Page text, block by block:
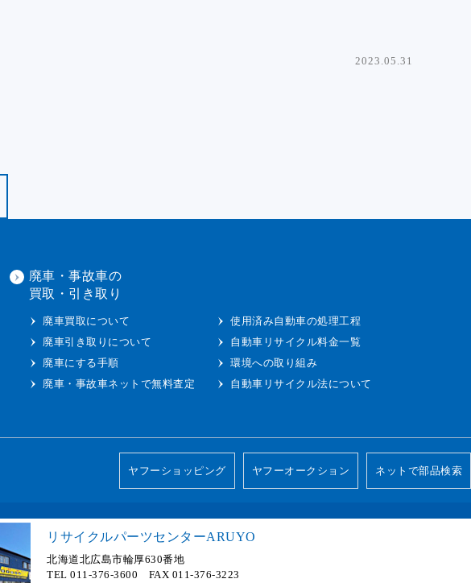
2023.05.31
廃車・事故車の
買取・引き取り
廃車買取について
廃車引き取りについて
廃車にする手順
廃車・事故車ネットで無料査定
使用済み自動車の処理工程
自動車リサイクル料金一覧
環境への取り組み
自動車リサイクル法について
ヤフーショッピング ヤフーオークション ネットで部品検索
リサイクルパーツセンターARUYO
北海道北広島市輪厚630番地
TEL 011-376-3600 FAX 011-376-3223